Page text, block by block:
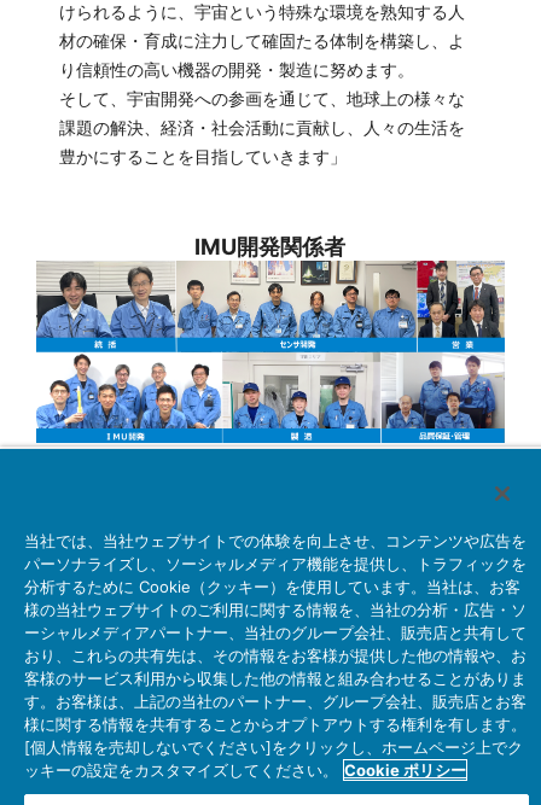
けられるように、宇宙という特殊な環境を熟知する人
材の確保・育成に注力して確固たる体制を構築し、よ
り信頼性の高い機器の開発・製造に努めます。
そして、宇宙開発への参画を通じて、地球上の様々な
課題の解決、経済・社会活動に貢献し、人々の生活を
豊かにすることを目指していきます」
IMU開発関係者
コーポレートサイト
慣性装置・慣性センサのご紹介
採用情報
お問い合わせ
Copyright © Japan Aviation Electronics Industry, Ltd.
All rights reserved.
当社では、当社ウェブサイトでの体験を向上させ、コンテンツや広告を
パーソナライズし、ソーシャルメディア機能を提供し、トラフィックを
分析するために Cookie（クッキー）を使用しています。当社は、お客
様の当社ウェブサイトのご利用に関する情報を、当社の分析・広告・ソ
ーシャルメディアパートナー、当社のグループ会社、販売店と共有して
おり、これらの共有先は、その情報をお客様が提供した他の情報や、お
客様のサービス利用から収集した他の情報と組み合わせることがありま
す。お客様は、上記の当社のパートナー、グループ会社、販売店とお客
様に関する情報を共有することからオプトアウトする権利を有します。
[個人情報を売却しないでください]をクリックし、ホームページ上でク
ッキーの設定をカスタマイズしてください。
Cookie ポリシー